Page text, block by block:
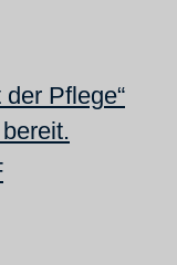
Pflege“